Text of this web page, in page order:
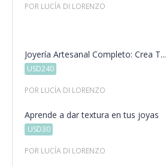
POR LUCÍA DI LORENZO
Joyería Artesanal Completo: Crea T...
USD240
POR LUCÍA DI LORENZO
Aprende a dar textura en tus joyas
USD30
POR LUCÍA DI LORENZO